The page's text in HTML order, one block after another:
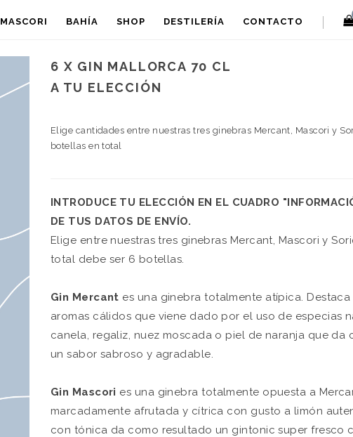
MASCORI BAHÍA SHOP DESTILERÍA CONTACTO
6 X GIN MALLORCA 70 CL
A TU ELECCIÓN
Elige cantidades entre nuestras tres ginebras Mercant, Mascori y
botellas en total
INTRODUCE TU ELECCIÓN EN EL CUADRO
DE TUS DATOS DE ENVÍO.
Elige entre nuestras tres ginebras Mercant, Mascori y
total debe ser 6 botellas.
Gin Mercant es una ginebra totalmente atípica.
aromas cálidos que viene dado por el uso de especias
canela, regaliz, nuez moscada o piel de naranja que da
un sabor sabroso y agradable.
Gin Mascori es una ginebra totalmente opuesta a
marcadamente afrutada y cítrica con gusto a limón
con tónica da como resultado un gintonic super fresco